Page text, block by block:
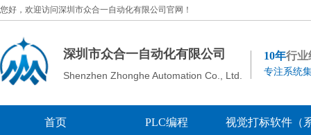
您好，欢迎访问深圳市众合一自动化有限公司官网！
Shenzhen Zhonghe Automation Co., Ltd.
深圳市众合一自动化有限公司 10年行业
专注系统
首页 PLC编程 视觉打标软件（